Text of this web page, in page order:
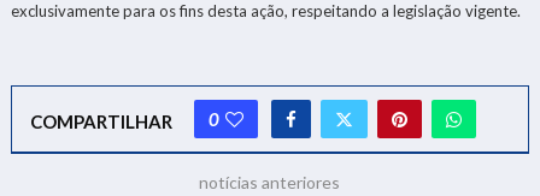
exclusivamente para os fins desta ação, respeitando a legislação vigente.
COMPARTILHAR 0
notícias anteriores